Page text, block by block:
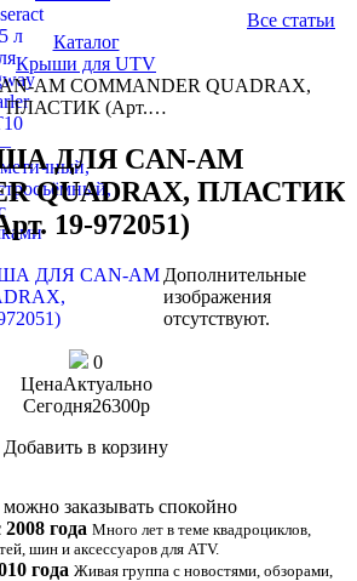
Все статьи
Каталог
Крыши для UTV
AM COMMANDER QUADRAX,
ПЛАСТИК (Арт.…
ДЛЯ CAN-AM
QUADRAX, ПЛАСТИК
19-972051)
Дополнительные
изображения
отсутствуют.
0
ЦенаАктуально
Сегодня26300p
Добавить в корзину
заказывать спокойно
года Много лет в теме квадроциклов,
шин и аксессуаров для ATV.
года Живая группа с новостями, обзорами,